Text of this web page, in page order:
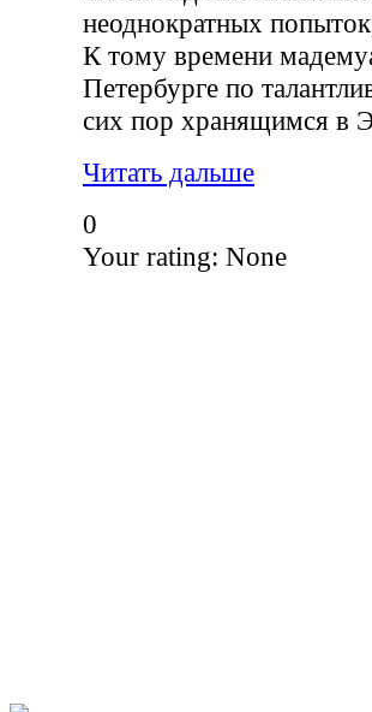
неоднократных
К тому времени
Петербурге по
сих пор хранящимся в
Читать дальше
0
Your rating: None